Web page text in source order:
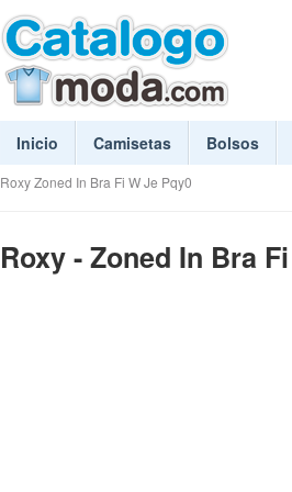
Inicio Camisetas Bolsos
Roxy Zoned In Bra Fi W Je Pqy0
Roxy - Zoned In Bra